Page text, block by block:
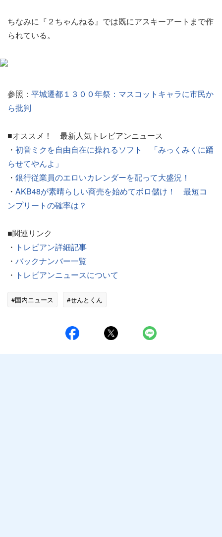
ちなみに『２ちゃんねる』では既にアスキーアートまで作
られている。
参照： 平城遷都１３００年祭：マスコットキャラに市民か
ら批判
■オススメ！ 最新人気トレビアンニュース
・ 初音ミクを自由自在に操れるソフト 「みっくみくに踊
らせてやんよ」
・ 銀行従業員のエロいカレンダーを配って大盛況！
・ AKB48が素晴らしい商売を始めてボロ儲け！ 最短コ
ンプリートの確率は？
■関連リンク
・ トレビアン詳細記事
・ バックナンバー一覧
・ トレビアンニュースについて
#国内ニュース #せんとくん